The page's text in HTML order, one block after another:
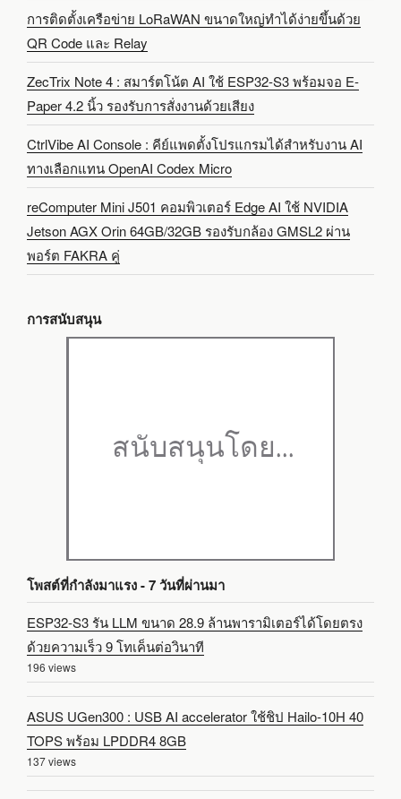
การติดตั้งเครือข่าย LoRaWAN ขนาดใหญ่ทำได้ง่ายขึ้นด้วย
QR Code และ Relay
ZecTrix Note 4 : สมาร์ตโน้ต AI ใช้ ESP32-S3 พร้อมจอ E-
Paper 4.2 นิ้ว รองรับการสั่งงานด้วยเสียง
CtrlVibe AI Console : คีย์แพดตั้งโปรแกรมได้สำหรับงาน AI
ทางเลือกแทน OpenAI Codex Micro
reComputer Mini J501 คอมพิวเตอร์ Edge AI ใช้ NVIDIA
Jetson AGX Orin 64GB/32GB รองรับกล้อง GMSL2 ผ่าน
พอร์ต FAKRA คู่
การสนับสนุน
โพสต์ที่กำลังมาแรง - 7 วันที่ผ่านมา
ESP32-S3 รัน LLM ขนาด 28.9 ล้านพารามิเตอร์ได้โดยตรง
ด้วยความเร็ว 9 โทเค็นต่อวินาที
196 views
ASUS UGen300 : USB AI accelerator ใช้ชิป Hailo-10H 40
TOPS พร้อม LPDDR4 8GB
137 views